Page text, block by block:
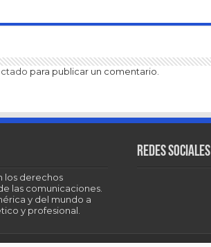
para publicar un comentario.
los derechos
las comunicaciones.
y del mundo a
y profesional.
Redes sociales